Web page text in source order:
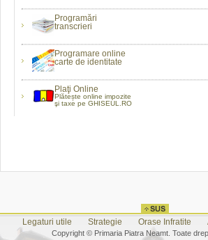
Programări
transcrieri
Programare online
carte de identitate
Plaţi Online
Plătește online impozite
şi taxe pe GHISEUL.RO
Legaturi utile Strategie Orase Infratite
Copyright © Primaria Piatra Neamt. Toate